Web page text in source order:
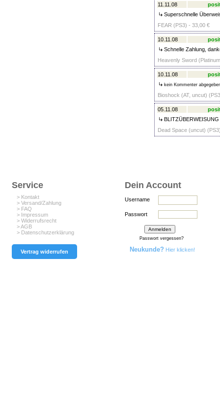
11.11.08
Superschnelle
FEAR (PS3) - 33,00 €
10.11.08
Schnelle Zahlung,
Heavenly Sword
10.11.08
kein Kommenter
Bioshock (AT, uncut)
05.11.08
Dead Space (uncut)
Service
> Kontakt
> Versand/Zahlung
> FAQ
> Impressum
> Widerrufsrecht
> AGB
> Datenschutzerklärung
Vertrag widerrufen
Dein Account
Username
Passwort
Passwort vergessen?
Neukunde? Hier klicken!